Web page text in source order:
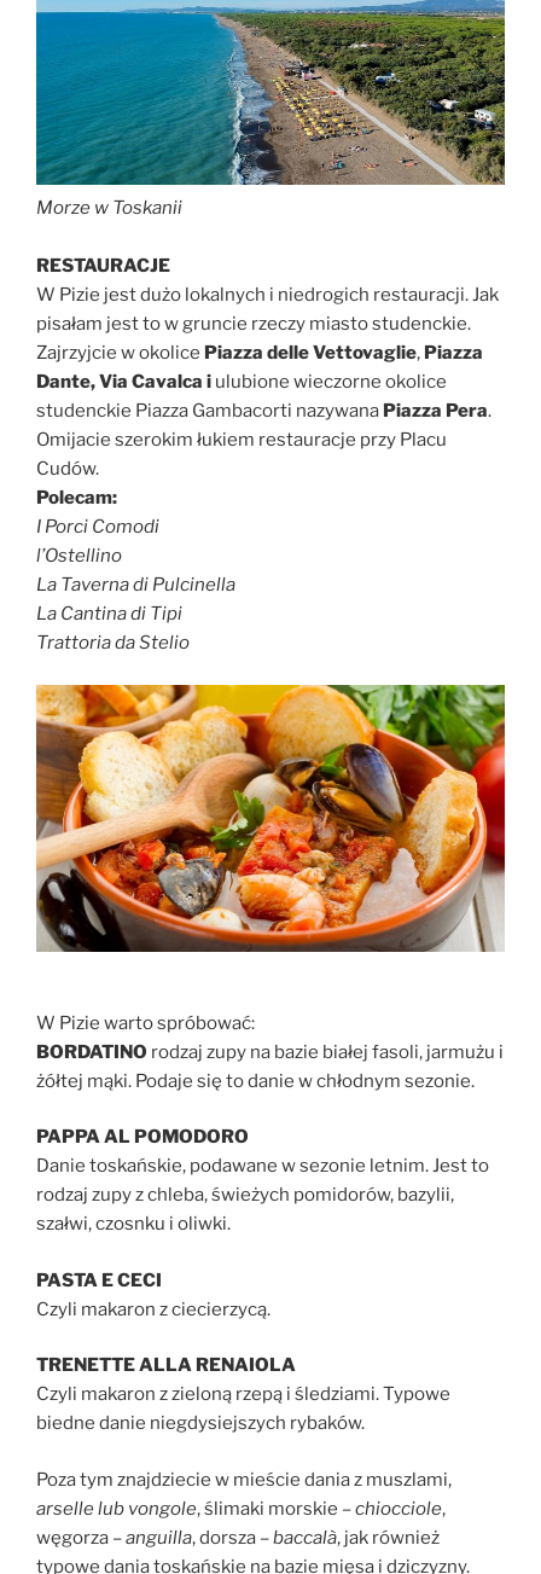
Morze w Toskanii
RESTAURACJE
W Pizie jest dużo lokalnych i niedrogich restauracji. Jak
pisałam jest to w gruncie rzeczy miasto studenckie.
Zajrzyjcie w okolice Piazza delle Vettovaglie, Piazza
Dante, Via Cavalca i ulubione wieczorne okolice
studenckie Piazza Gambacorti nazywana Piazza Pera.
Omijacie szerokim łukiem restauracje przy Placu
Cudów.
Polecam:
I Porci Comodi
l’Ostellino
La Taverna di Pulcinella
La Cantina di Tipi
Trattoria da Stelio
W Pizie warto spróbować:
BORDATINO rodzaj zupy na bazie białej fasoli, jarmużu i
żółtej mąki. Podaje się to danie w chłodnym sezonie.
PAPPA AL POMODORO
Danie toskańskie, podawane w sezonie letnim. Jest to
rodzaj zupy z chleba, świeżych pomidorów, bazylii,
szałwi, czosnku i oliwki.
PASTA E CECI
Czyli makaron z ciecierzycą.
TRENETTE ALLA RENAIOLA
Czyli makaron z zieloną rzepą i śledziami. Typowe
biedne danie niegdysiejszych rybaków.
Poza tym znajdziecie w mieście dania z muszlami,
arselle lub vongole, ślimaki morskie –chiocciole,
węgorza –anguilla, dorsza –baccalà, jak również
typowe dania toskańskie na bazie mięsa i dziczyzny.